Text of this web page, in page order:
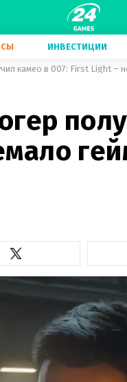
ИНВЕСТИЦИИ
камео в 007: First Light –